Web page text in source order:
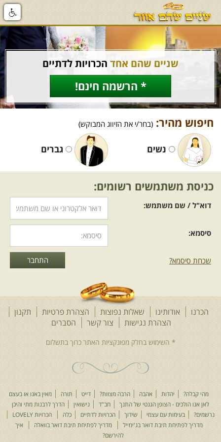
שניים שהם אחד הכרויות לדתיים
* הרשמה חינם!
חיפוש מהיר: (בחר/י את הזיווג המבוקש)
נשים גברים
כניסת משתמשים רשומים:
דוא"ל / שם משתמש:
סיסמא:
שכחת סיסמא?
הכרנו אודותינו שאלות נפוצות הצהרת פרטיות
תקנון
הצהרת נגישות
צור קשר הסברים
מהי קבלה? יהדות אהבה הרבה מצוות? דייט תורה
מאין באנו או בעצם
לאן אנו הולכים - הצופן הגנטי של התנך
חב"ד נישואין
הדרך לרבנות מתי והיכן
נרשמים?
בעימות עם עצמי שידוך הכרויות לדתיים כלה
הכרויות LOVELY
מדריך לפתיחת תיבת דואר בג'ימייל
מדריך לפתיחת תיבת דואר בוואלה
איך
להירשם?